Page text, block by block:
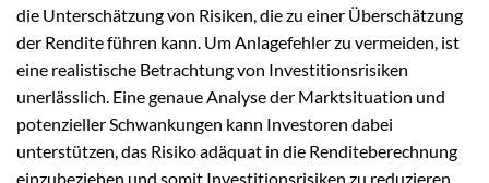
die Unterschätzung von Risiken, die zu einer Überschätzung
der Rendite führen kann. Um Anlagefehler zu vermeiden, ist
eine realistische Betrachtung von Investitionsrisiken
unerlässlich. Eine genaue Analyse der Marktsituation und
potenzieller Schwankungen kann Investoren dabei
unterstützen, das Risiko adäquat in die Renditeberechnung
einzubeziehen und somit Investitionsrisiken zu reduzieren.